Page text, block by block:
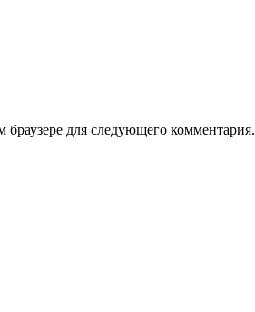
для следующего комментария.